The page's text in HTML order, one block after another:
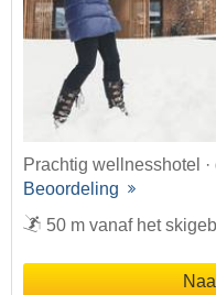
Prachtig wellnesshotel
Beoordeling
50 m vanaf het